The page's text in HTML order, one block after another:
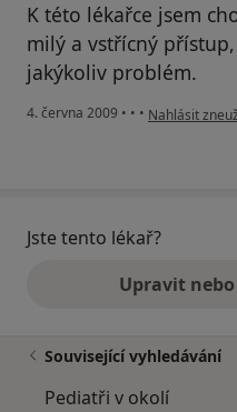
K této lékařce jsem
milý a vstřícný
jakýkoliv problém.
4. června 2009 • • • podle názoru
Nahlásit
Jste tento lékař?
Upravit
Související vyhledávání
Pediatři v okolí